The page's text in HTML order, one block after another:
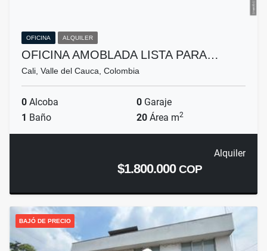
OFICINA ALQUILER
OFICINA AMOBLADA LISTA PARA…
Cali, Valle del Cauca, Colombia
0 Alcoba 0 Garaje
1 Baño 20 Área m2
Alquiler
$1.800.000COP
BAJÓ DE PRECIO